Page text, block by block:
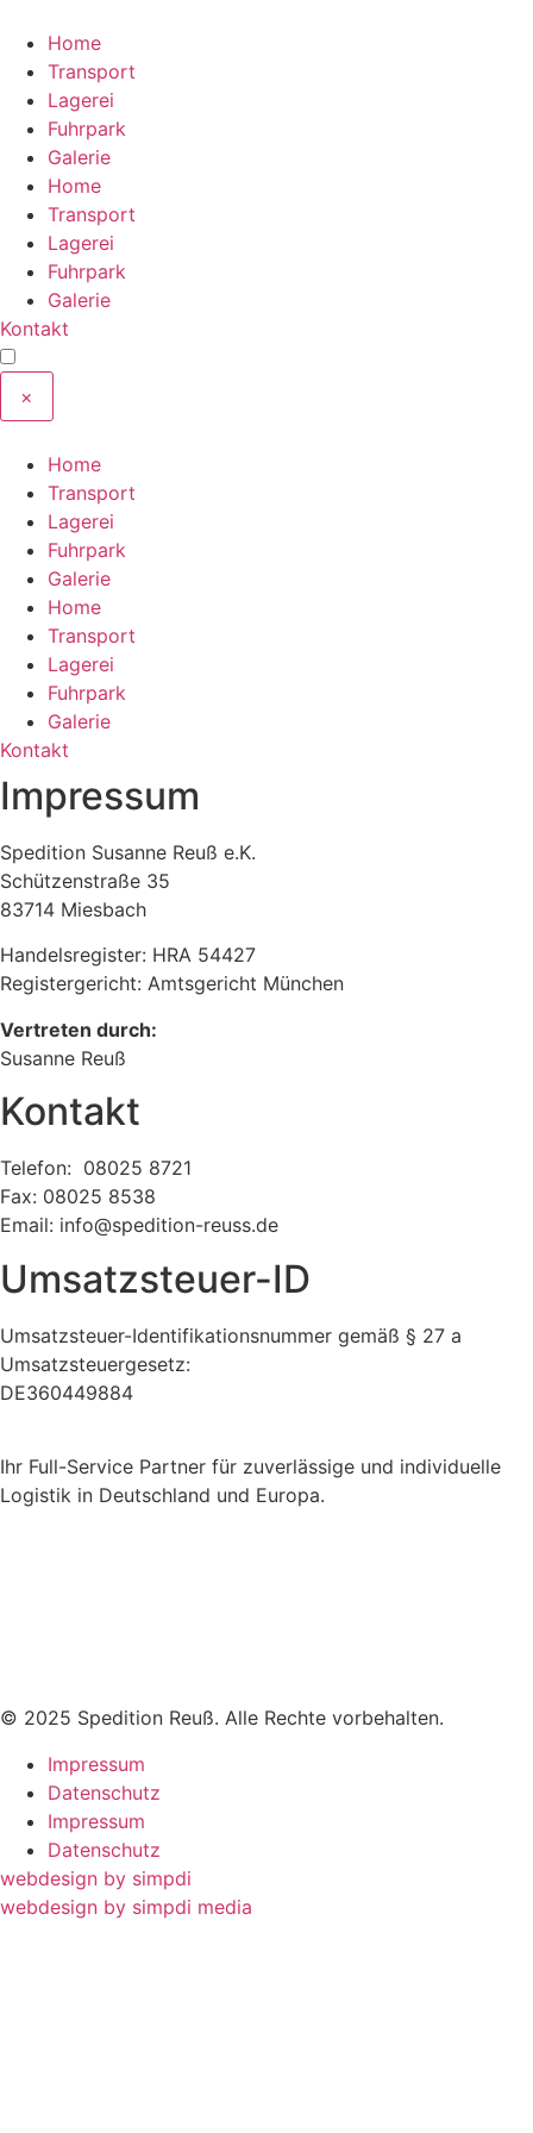
Inhalt
wechseln
Home
Transport
Lagerei
Fuhrpark
Galerie
Home
Transport
Lagerei
Fuhrpark
Galerie
Kontakt
×
Home
Transport
Lagerei
Fuhrpark
Galerie
Home
Transport
Lagerei
Fuhrpark
Galerie
Kontakt
Impressum
Spedition Susanne Reuß e.K.
Schützenstraße 35
83714 Miesbach
Handelsregister: HRA 54427
Registergericht: Amtsgericht München
Vertreten durch:
Susanne Reuß
Kontakt
Telefon: 08025 8721
Fax: 08025 8538
Email: info@spedition-reuss.de
Umsatzsteuer-ID
Umsatzsteuer-Identifikationsnummer gemäß § 27 a
Umsatzsteuergesetz:
DE360449884
Ihr Full-Service Partner für zuverlässige und individuelle
Logistik in Deutschland und Europa.
© 2025 Spedition Reuß. Alle Rechte vorbehalten.
Impressum
Datenschutz
Impressum
Datenschutz
webdesign by simpdi
webdesign by simpdi media